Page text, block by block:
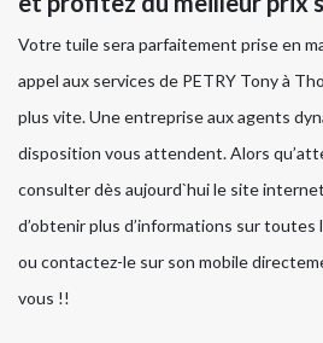
Votre tuile sera parfaitement prise en
appel aux services de PETRY Tony à
plus vite. Une entreprise aux agents
disposition vous attendent. Alors
consulter dès aujourd`hui le site
d’obtenir plus d’informations sur
ou contactez-le sur son mobile
vous !!